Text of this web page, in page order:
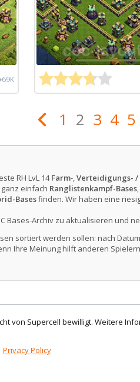
69K
1 2 3 4 5
RH LvL 14Farm-,Verteidigungs- /
einfach Ranglistenkampf-Bases,
Basesfinden. Wir haben eine
Bases-Archiv zu aktualisieren und
sortiert werden sollen: nach
Ihre Meinung hilft anderen
von Supercell bewilligt. Weitere
Privacy Policy